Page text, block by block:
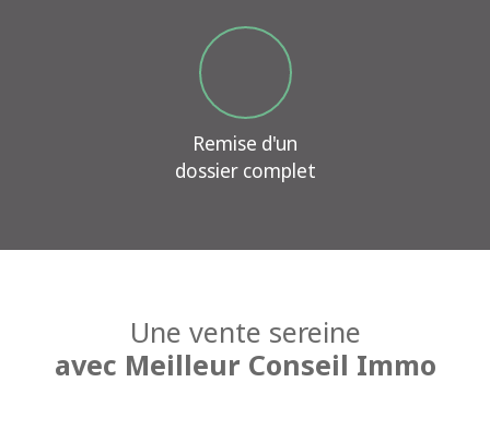
Remise d'un
dossier complet
Une vente sereine
avec Meilleur Conseil Immo